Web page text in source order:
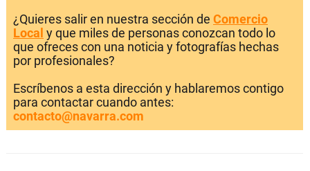
¿Quieres salir en nuestra sección de Comercio
Local y que miles de personas conozcan todo lo
que ofreces con una noticia y fotografías hechas
por profesionales?
Escríbenos a esta dirección y hablaremos contigo
para contactar cuando antes:
contacto@navarra.com